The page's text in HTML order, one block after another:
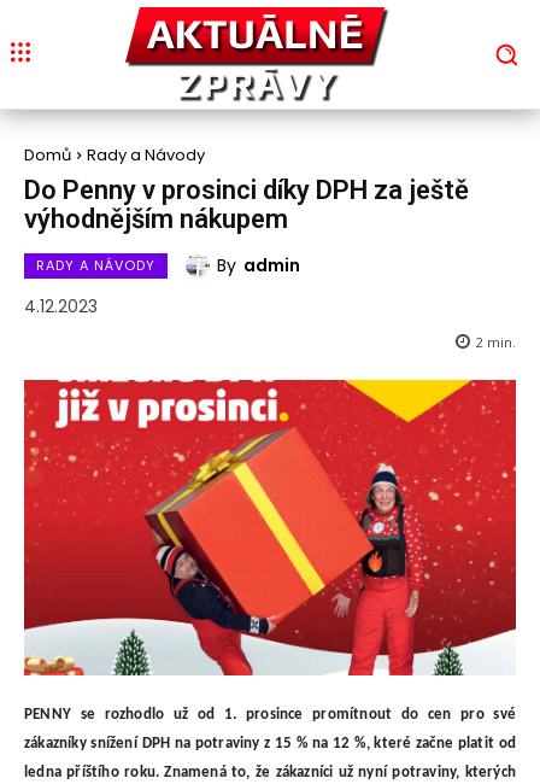
Domů Rady a Návody
Do Penny v prosinci díky DPH za ještě
výhodnějším nákupem
RADY A NÁVODY By admin
4.12.2023
2 min.
PENNY se rozhodlo už od 1. prosince promítnout do cen pro své
zákazníky snížení DPH na potraviny z 15 % na 12 %, které začne platit od
ledna příštího roku. Znamená to, že zákazníci už nyní potraviny, kterých